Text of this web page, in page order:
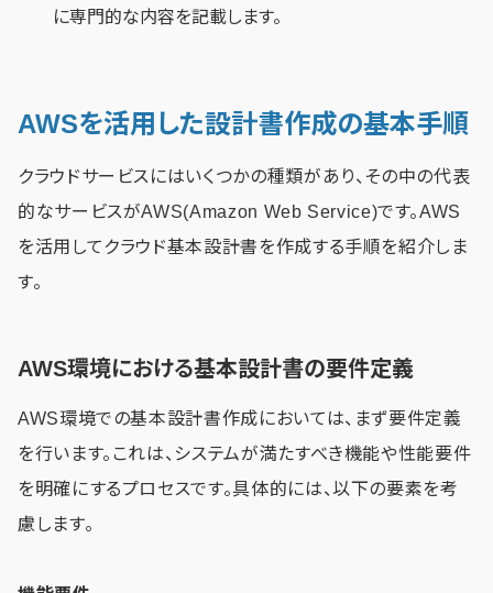
に専門的な内容を記載します。
AWSを活用した設計書作成の基本手順
クラウドサービスにはいくつかの種類があり、その中の代表
的なサービスがAWS(Amazon Web Service)です。AWS
を活用してクラウド基本設計書を作成する手順を紹介しま
す。
AWS環境における基本設計書の要件定義
AWS環境での基本設計書作成においては、まず要件定義
を行います。これは、システムが満たすべき機能や性能要件
を明確にするプロセスです。具体的には、以下の要素を考
慮します。